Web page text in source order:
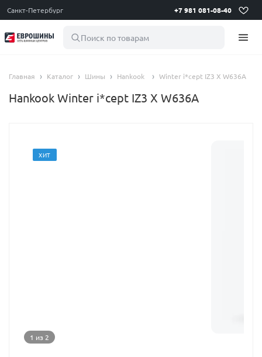
Санкт-Петербург +7 981 081-08-40
Поиск по товарам
Главная Каталог Шины Hankook Winter i*cept IZ3 X W636A
Hankook Winter i*cept IZ3 X W636A
ХИТ
1 из 2